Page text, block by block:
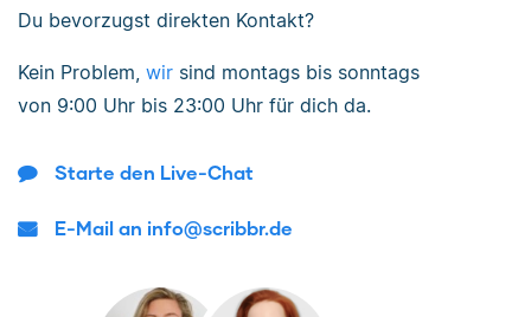
Du bevorzugst direkten Kontakt?
Kein Problem, wir sind montags bis sonntags
von 9:00 Uhr bis 23:00 Uhr für dich da.
Starte den Live-Chat
E-Mail an info@scribbr.de